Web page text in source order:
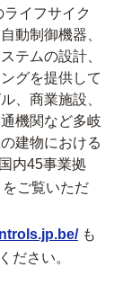
イフサイク
動制御機器、
テムの設計、
グを提供して
、商業施設、
機関など多岐
建物における
内45事業拠
をご覧いただ
も
ださい。